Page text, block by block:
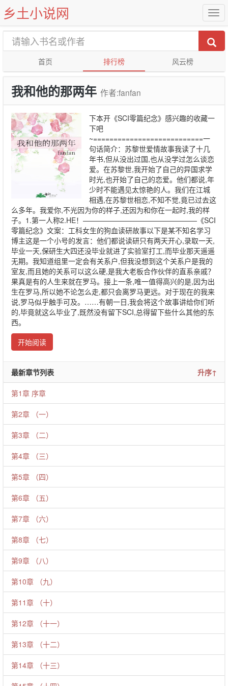
乡土小说网
首页 排行榜 风云榜
我和他的那两年 作者:fanfan
下本开《SCI零篇纪念》感兴趣的收藏一
下吧
~===========================一
句话简介：苏黎世爱情故事我读了十几
年书,但从没出过国,也从没学过怎么谈恋
爱。在苏黎世,我开始了自己的异国求学
时光,也开始了自己的恋爱。他们都说,年
少时不能遇见太惊艳的人。我们在江城
相遇,在苏黎世相恋,不知不觉,竟已过去这
么多年。我爱你,不光因为你的样子,还因为和你在一起时,我的样
子。1.第一人称2.HE！————————————————《SCI
零篇纪念》文案：工科女生的狗血读研故事以下是某不知名学习
博主这是一个小号的发言：他们都说读研只有两天开心,录取一天,
毕业一天,保研生大四还没毕业就进了实验室打工,而毕业那天遥遥
无期。我知道组里一定会有关系户,但我没想到这个关系户是我的
室友,而且她的关系可以这么硬,是我大老板合作伙伴的直系亲戚？
果真是有的人生来就在罗马。接上一条,唯一值得高兴的是,因为出
生在罗马,所以她不论怎么走,都只会离罗马更远。对于现在的我来
说,罗马似乎触手可及。……有朝一日,我会将这个故事讲给你们听
的,毕竟就这么毕业了,既然没有留下SCI,总得留下些什么其他的东
西。
开始阅读
最新章节列表 升序↑
第1章 序章
第2章 （一）
第3章 （二）
第4章 （三）
第5章 （四）
第6章 （五）
第7章 （六）
第8章 （七）
第9章 （八）
第10章 （九）
第11章 （十）
第12章 （十一）
第13章 （十二）
第14章 （十三）